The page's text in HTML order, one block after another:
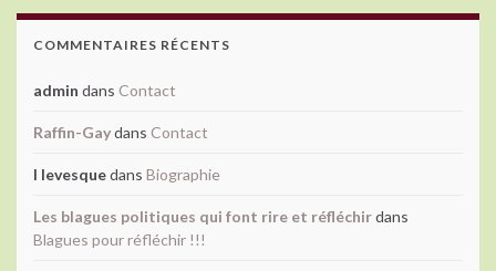
COMMENTAIRES RÉCENTS
admin dans Contact
Raffin-Gaydans Contact
l levesquedans Biographie
Les blagues politiques qui font rire et réfléchirdans
Blagues pour réfléchir !!!